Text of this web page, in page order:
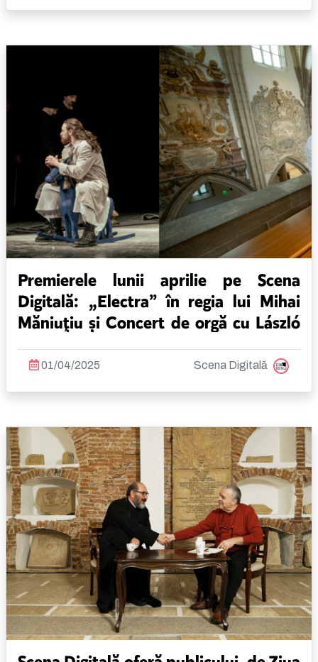
Premierele lunii aprilie pe Scena
Digitală: „Electra” în regia lui Mihai
Măniuţiu și Concert de orgă cu László
Kristófi
01/04/2025 Scena Digitală